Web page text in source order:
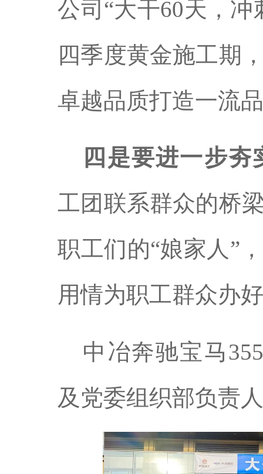
公司“大干60天，
四季度黄金施工期
卓越品质打造一流
四是要进一步夯
工团联系群众的桥
职工们的“娘家人”
用情为职工群众办
中冶奔驰宝马
及党委组织部负责